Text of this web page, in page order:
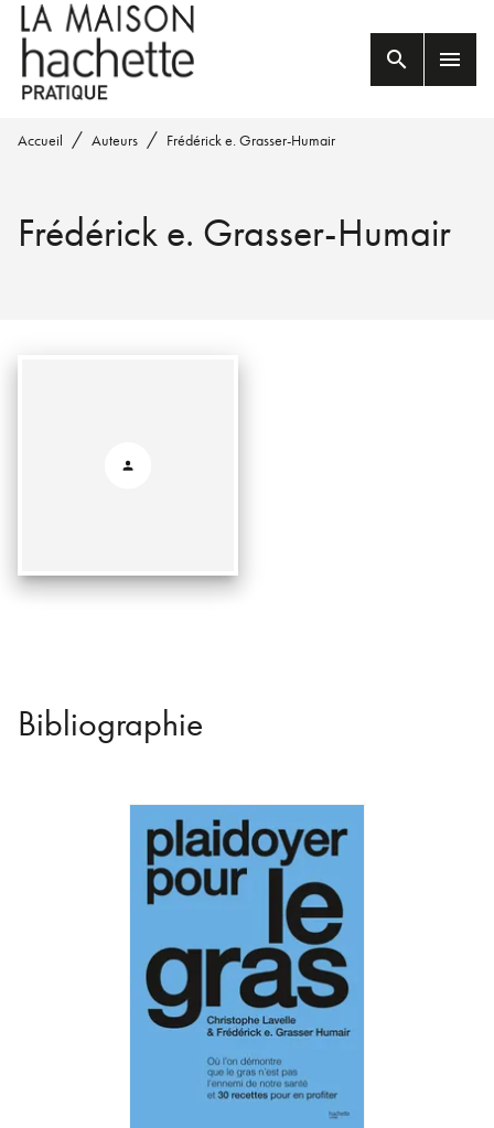
MENU RECHERCHE
PIED DE PAGE
search menu
Accueil / Auteurs / Frédérick e. Grasser-Humair
Frédérick e. Grasser-Humair
Bibliographie